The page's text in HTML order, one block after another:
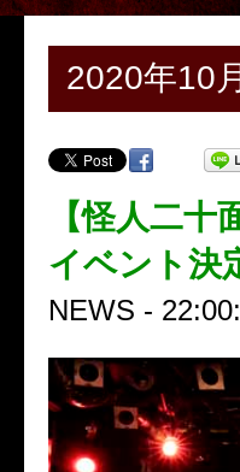
2020年10
【怪人二
イベント決
NEWS -